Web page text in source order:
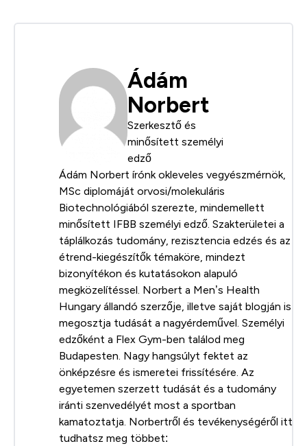
Ádám
Norbert
Szerkesztő és
minősített személyi
edző
Ádám Norbert írónk okleveles vegyészmérnök,
MSc diplomáját orvosi/molekuláris
Biotechnológiából szerezte, mindemellett
minősített IFBB személyi edző. Szakterületei a
táplálkozás tudomány, rezisztencia edzés és az
étrend-kiegészítők témaköre, mindezt
bizonyítékon és kutatásokon alapuló
megközelítéssel. Norbert a Men’s Health
Hungary állandó szerzője, illetve saját blogján is
megosztja tudását a nagyérdeművel. Személyi
edzőként a Flex Gym-ben találod meg
Budapesten. Nagy hangsúlyt fektet az
önképzésre és ismeretei frissítésére. Az
egyetemen szerzett tudását és a tudomány
iránti szenvedélyét most a sportban
kamatoztatja. Norbertről és tevékenységéről itt
tudhatsz meg többet: